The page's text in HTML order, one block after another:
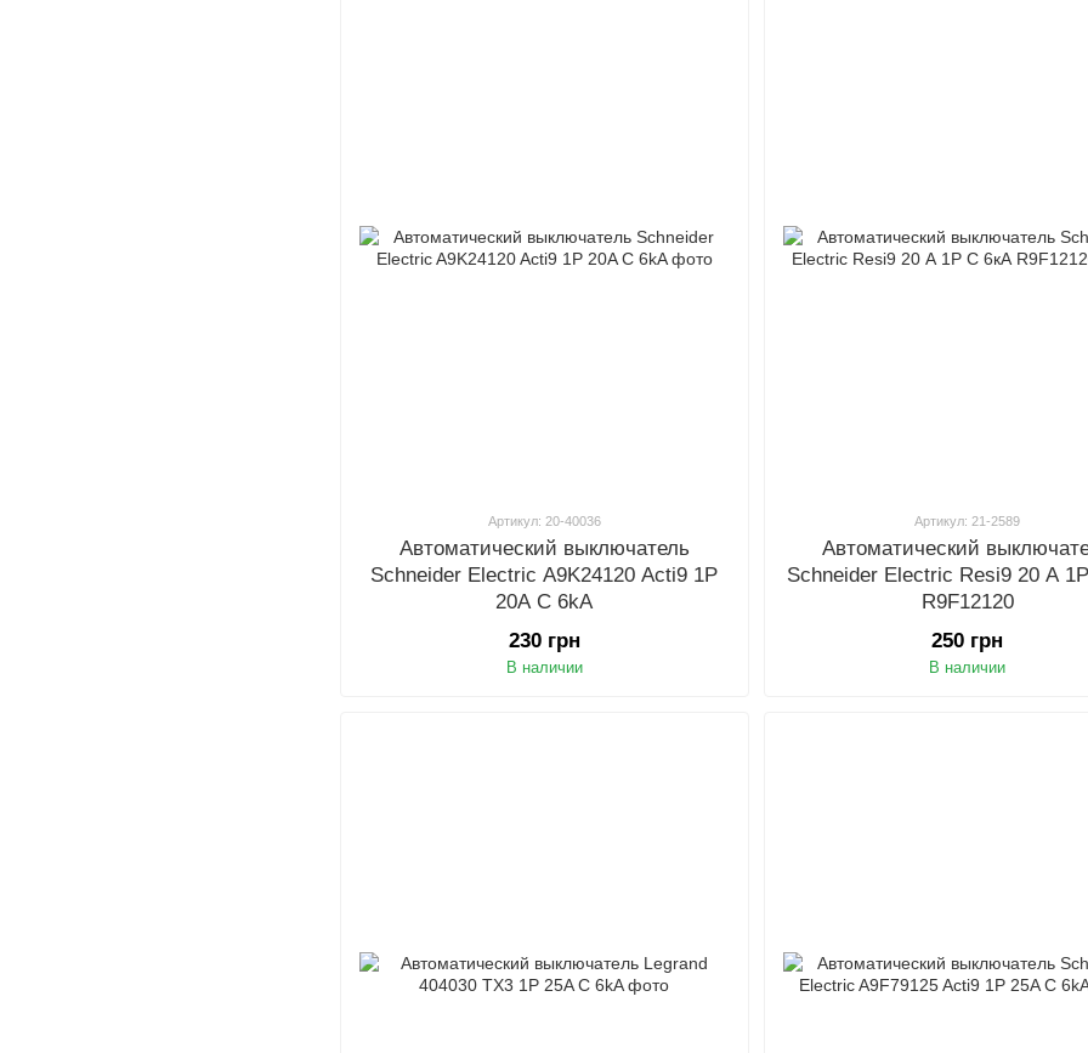
Артикул: 20-40036
Автоматический выключатель
Schneider Electric A9K24120 Acti9 1P
20A C 6kA
230 грн
В наличии
Артикул: 21-2589
Автоматический
Schneider Electric Resi9 20 А
R9F12120
250 грн
В наличии